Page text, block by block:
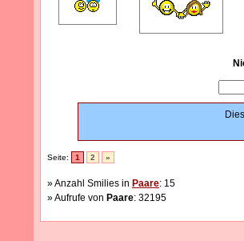
Seite: 1 2 »
» Anzahl Smilies in Paare: 15
» Aufrufe von Paare: 32195